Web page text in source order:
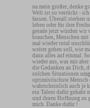
na mein großer, denke
Welt ist so verrückt -
fassen. Überall sterben
leben oder für ihre
gerade jetzt würden wir
brauchen, Menschen
mal wieder total
weiter gehen soll, wie
dann alles auf einmal.
wieder aus, was mir
die Gedanken an Dich,
solchen Situationen
optimistischste Mensch
wahrscheinlich auch je
ein Talent dafür gehabt
und ihnen Hoffnung zu
mich. Danke dafür !